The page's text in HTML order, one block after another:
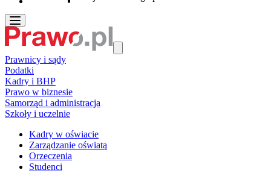
Prawnicy i sądy
Podatki
Kadry i BHP
Prawo w biznesie
Samorząd i administracja
Szkoły i uczelnie
Kadry w oświacie
Zarządzanie oświatą
Orzeczenia
Studenci